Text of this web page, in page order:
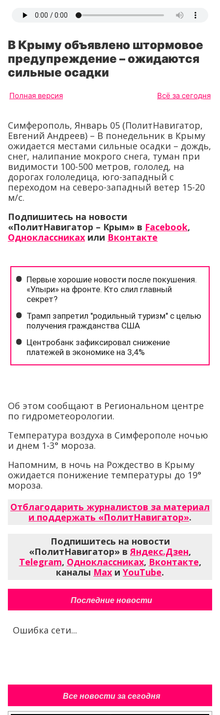
В Крыму объявлено штормовое
предупреждение – ожидаются
сильные осадки
Полная версия Всё за сегодня
Симферополь, Январь 05 (ПолитНавигатор,
Евгений Андреев) – В понедельник в Крыму
ожидается местами сильные осадки – дождь,
снег, налипание мокрого снега, туман при
видимости 100-500 метров, гололед, на
дорогах гололедица, юго-западный с
переходом на северо-западный ветер 15-20
м/с.
Подпишитесь на новости
«ПолитНавигатор – Крым» в Facebook,
Одноклассниках или Вконтакте
Об этом сообщают в Региональном центре
по гидрометеорологии.
Температура воздуха в Симферополе ночью
и днем 1-3° мороза.
Напомним, в ночь на Рождество в Крыму
ожидается понижение температуры до 19°
мороза.
Отблагодарить журналистов за материал
и поддержать «ПолитНавигатор».
Подпишитесь на новости
«ПолитНавигатор» вЯндекс.Дзен,
Telegram, Одноклассниках, Вконтакте,
каналы Max и YouTube.
Последние новости
Ошибка сети...
Все новости за сегодня